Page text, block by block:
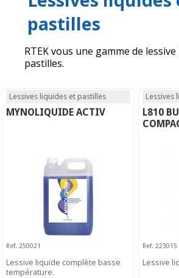
pastilles
RTEK vous une gamme de
pastilles.
Lessives liquides et pastilles
MYNOLIQUIDE ACTIV
Ref. 250021
Lessive liquide complète basse
température.
Lessives
L810
Ref. 223015
Lessive